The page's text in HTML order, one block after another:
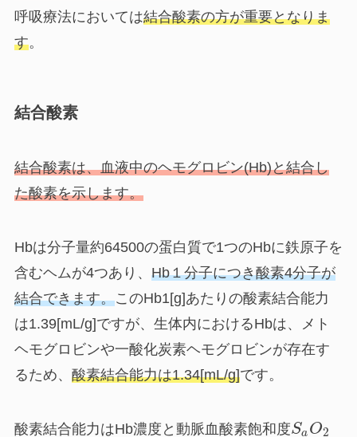
呼吸療法においては結合酸素の方が重要となりま
す。
結合酸素
結合酸素は、血液中のヘモグロビン(Hb)と結合し
た酸素を示します。
Hbは分子量約64500の蛋白質で1つのHbに鉄原子を
含むヘムが4つあり、 Hb１分子につき酸素4分子が
結合できます。このHb1[g]あたりの酸素結合能力
は1.39[mL/g]ですが、生体内におけるHbは、メト
ヘモグロビンや一酸化炭素ヘモグロビンが存在す
るため、 酸素結合能力は1.34[mL/g]です。
酸素結合能力はHb濃度と動脈血酸素飽和度Sa O2